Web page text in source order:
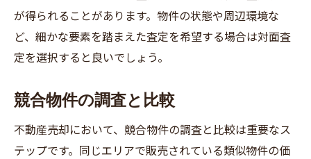
が得られることがあります。物件の状態や周辺環境な
ど、細かな要素を踏まえた査定を希望する場合は対面査
定を選択すると良いでしょう。
競合物件の調査と比較
不動産売却において、競合物件の調査と比較は重要なス
テップです。同じエリアで販売されている類似物件の価